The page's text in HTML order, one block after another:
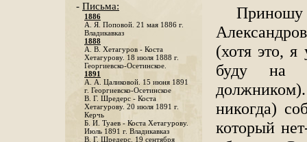
- Письма:
1886
А. Я. Поповой. 21 мая 1886 г.
Владикавказ
1888
A. В. Хетагуров - Коста
Хетагурову. 18 июля 1888 г.
Георгиевско-Осетинское.
1891
А. А. Цаликовой. 15 июня 1891
г. Георгиевско-Осетинское
B. Г. Шредерс - Коста
Хетагурову. 20 июля 1891 г.
Керчь
Б. И. Туаев - Коста Хетагурову.
Июль 1891 г. Владикавказ
В. Г. Шредерс. 19 сентября
(хотя это, я
буду на
никогда)
который